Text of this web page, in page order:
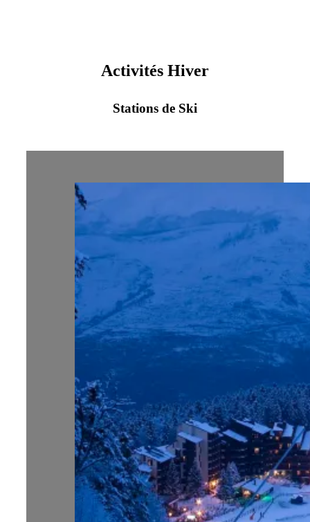
Activités Hiver
Stations de Ski